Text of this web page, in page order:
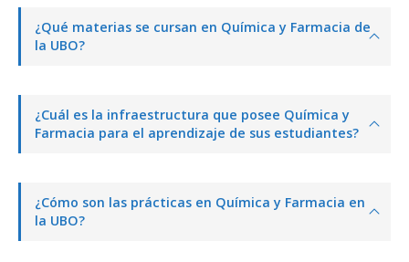
¿Qué materias se cursan en Química y Farmacia de
la UBO?
¿Cuál es la infraestructura que posee Química y
Farmacia para el aprendizaje de sus estudiantes?
¿Cómo son las prácticas en Química y Farmacia en
la UBO?